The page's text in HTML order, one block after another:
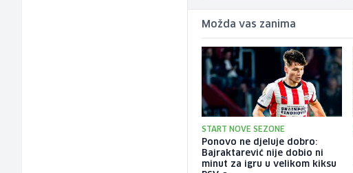
Možda vas zanima
START NOVE SEZONE
Ponovo ne djeluje dobro:
Bajraktarević nije dobio ni
minut za igru u velikom kiksu